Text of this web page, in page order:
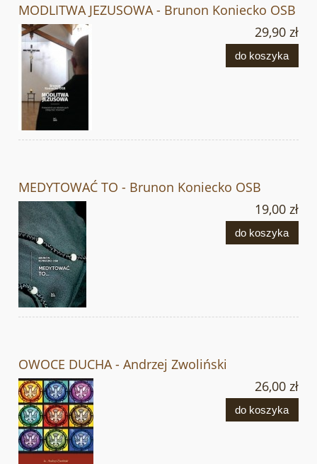
MODLITWA JEZUSOWA - Brunon Koniecko OSB
29,90 zł
do koszyka
MEDYTOWAĆ TO - Brunon Koniecko OSB
19,00 zł
do koszyka
OWOCE DUCHA - Andrzej Zwoliński
26,00 zł
do koszyka